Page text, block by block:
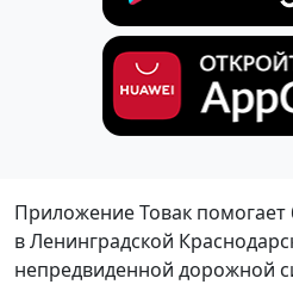
Приложение Товак помогает
в Ленинградской
непредвиденной дорожной